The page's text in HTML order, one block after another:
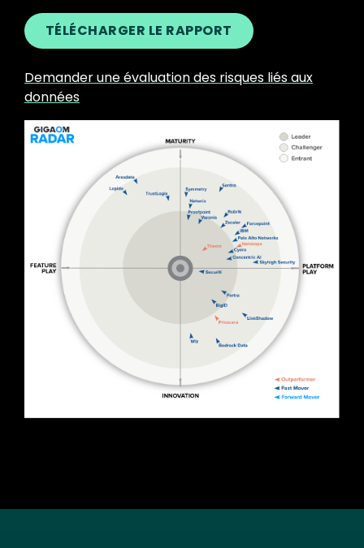
TÉLÉCHARGER LE RAPPORT
Demander une évaluation des risques liés aux
données
Image